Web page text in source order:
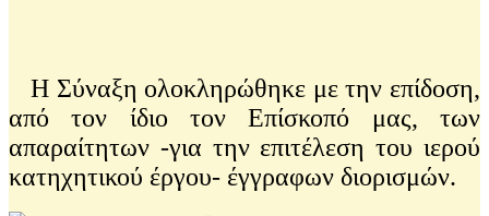
Η Σύναξη ολοκληρώθηκε με την επίδοση,
από τον ίδιο τον Επίσκοπό μας, των
απαραίτητων -για την επιτέλεση του ιερού
κατηχητικού έργου- έγγραφων διορισμών.